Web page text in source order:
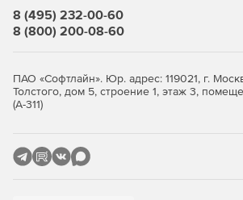
8 (495) 232-00-60
8 (800) 200-08-60
ПАО «Софтлайн». Юр. адрес: 119021, г.
Толстого, дом 5, строение 1, этаж 3,
(А-311)